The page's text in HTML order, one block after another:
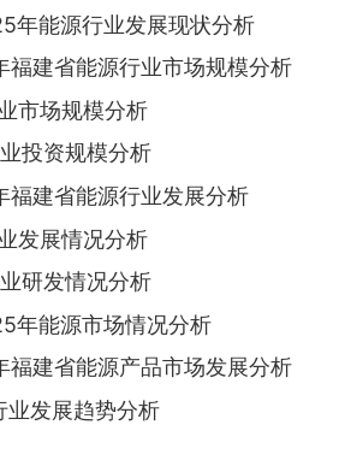
年能源行业发展现状分析
建省能源行业市场规模分析
市场规模分析
投资规模分析
建省能源行业发展分析
发展情况分析
研发情况分析
年能源市场情况分析
建省能源产品市场发展分析
业发展趋势分析